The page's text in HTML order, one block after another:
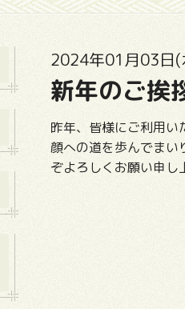
2024年01月03日
新年のご挨
昨年、皆様にご利用
顔への道を歩んでまい
ぞよろしくお願い申し